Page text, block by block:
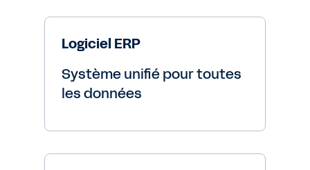
Logiciel ERP
Système unifié pour toutes
les données